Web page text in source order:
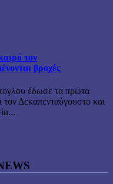
τον
βροχές
έδωσε τα πρώτα
τον Δεκαπενταύγουστο και